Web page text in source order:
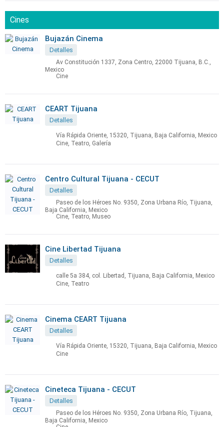
Cines
Bujazán Cinema
Detalles
Av Constitución 1337, Zona Centro, 22000 Tijuana, B.C.,
Mexico
Cine
CEART Tijuana
Detalles
Vía Rápida Oriente, 15320, Tijuana, Baja California, Mexico
Cine, Teatro, Galería
Centro Cultural Tijuana - CECUT
Detalles
Paseo de los Héroes No. 9350, Zona Urbana Río, Tijuana,
Baja California, Mexico
Cine, Teatro, Museo
Cine Libertad Tijuana
Detalles
calle 5a 384, col. Libertad, Tijuana, Baja California, Mexico
Cine, Teatro
Cinema CEART Tijuana
Detalles
Vía Rápida Oriente, 15320, Tijuana, Baja California, Mexico
Cine
Cineteca Tijuana - CECUT
Detalles
Paseo de los Héroes No. 9350, Zona Urbana Río, Tijuana,
Baja California, Mexico